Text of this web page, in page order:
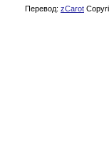
Перевод: zCarot